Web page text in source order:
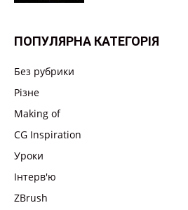
ПОПУЛЯРНА КАТЕГОРІЯ
Без рубрики
Різне
Making of
CG Inspiration
Уроки
Інтерв'ю
ZBrush